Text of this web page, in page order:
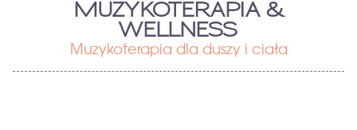
MUZYKOTERAPIA &
WELLNESS
Muzykoterapia dla duszy i ciała